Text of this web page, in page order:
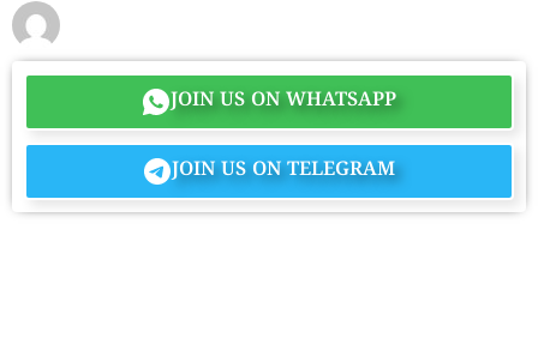
JOIN US ON WHATSAPP
JOIN US ON TELEGRAM